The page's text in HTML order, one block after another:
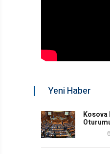
Yeni Haber
Kosova